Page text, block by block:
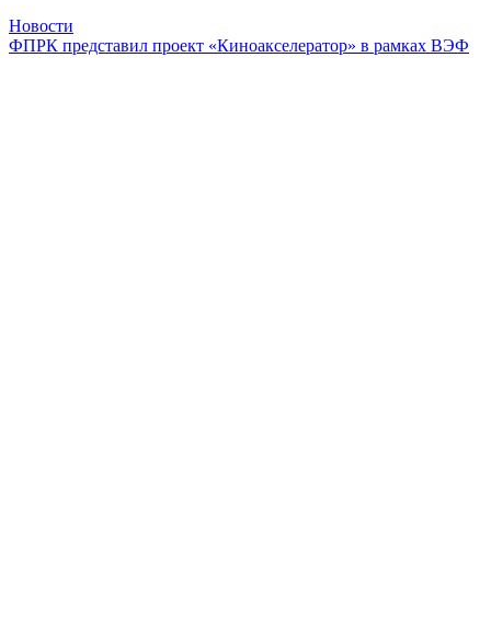
Новости
ФПРК представил проект «Киноакселератор» в рамках ВЭФ